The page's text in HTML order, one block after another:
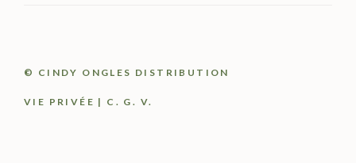
© CINDY ONGLES DISTRIBUTION
VIE PRIVÉE | C. G. V.